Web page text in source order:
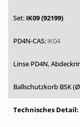
IK09 (92199)
IK04